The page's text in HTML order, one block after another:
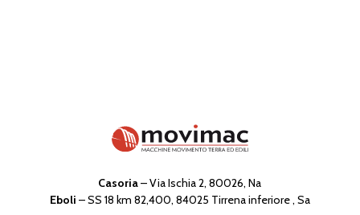
Casoria– Via Ischia 2, 80026, Na
Eboli – SS 18 km 82,400, 84025 Tirrena inferiore , Sa